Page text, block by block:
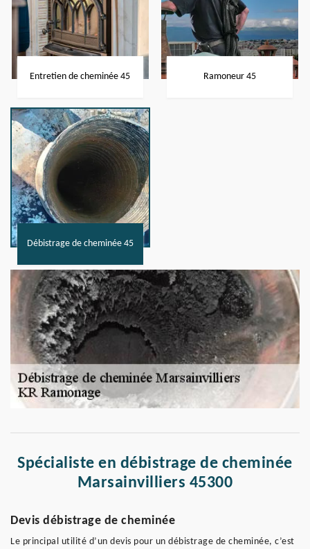
Entretien de cheminée 45 Ramoneur 45
Débistrage de cheminée 45
Spécialiste en débistrage de cheminée
Marsainvilliers 45300
Devis débistrage de cheminée
Le principal utilité d’un devis pour un débistrage de cheminée, c’est